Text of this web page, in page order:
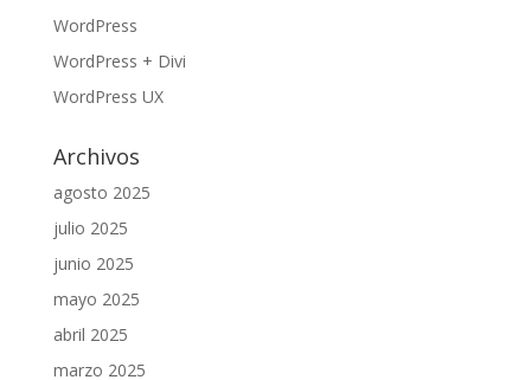
WordPress
WordPress + Divi
WordPress UX
Archivos
agosto 2025
julio 2025
junio 2025
mayo 2025
abril 2025
marzo 2025